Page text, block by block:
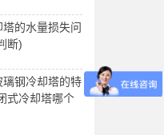
的水量损失问
断)
钢冷却塔的特
式冷却塔哪个